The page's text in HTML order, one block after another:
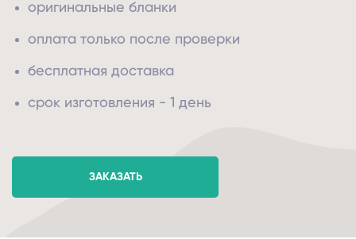
оригинальные бланки
оплата только после проверки
бесплатная доставка
срок изготовления - 1 день
ЗАКАЗАТЬ